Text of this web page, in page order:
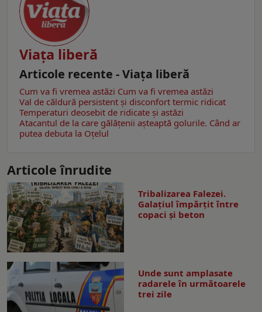
Viaţa liberă
Articole recente - Viaţa liberă
Cum va fi vremea astăzi Cum va fi vremea astăzi
Val de căldură persistent și disconfort termic ridicat
Temperaturi deosebit de ridicate și astăzi
Atacantul de la care gălățenii așteaptă golurile. Când ar
putea debuta la Oțelul
Articole înrudite
Tribalizarea Falezei.
Galațiul împărțit între
copaci și beton
Unde sunt amplasate
radarele în următoarele
trei zile